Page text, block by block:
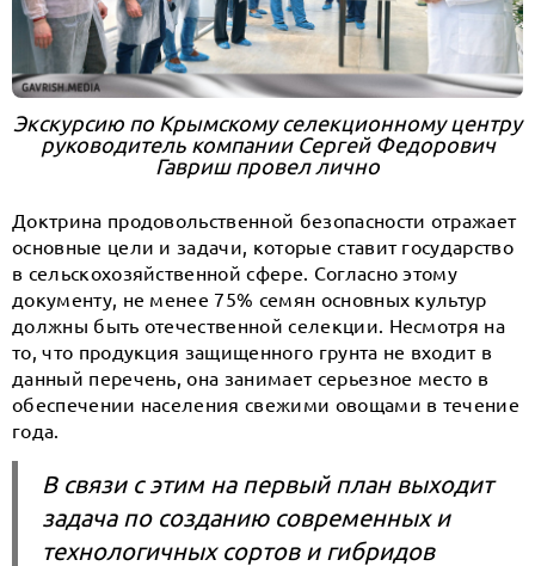
Экскурсию по Крымскому селекционному центру
руководитель компании Сергей Федорович
Гавриш провел лично
Доктрина продовольственной безопасности отражает
основные цели и задачи, которые ставит государство
в сельскохозяйственной сфере. Согласно этому
документу, не менее 75% семян основных культур
должны быть отечественной селекции. Несмотря на
то, что продукция защищенного грунта не входит в
данный перечень, она занимает серьезное место в
обеспечении населения свежими овощами в течение
года.
В связи с этим на первый план выходит
задача по созданию современных и
технологичных сортов и гибридов